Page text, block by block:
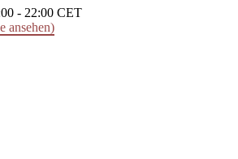
- 22:00 CET
ansehen)